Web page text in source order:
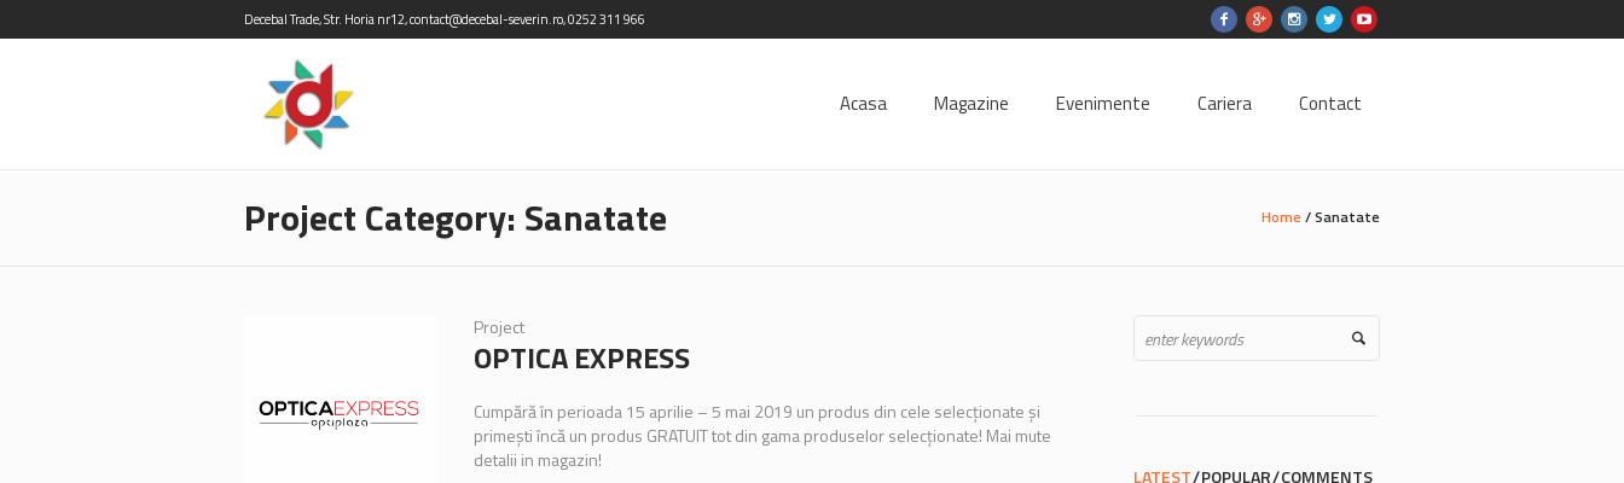
Decebal Trade, Str. Horia nr12, contact@decebal-severin.ro, 0252 311 966
Acasa Magazine Evenimente Cariera Contact
Project Category: Sanatate Home /Sanatate
Project
OPTICA EXPRESS
Cumpără în perioada 15 aprilie – 5 mai 2019 un produs din cele selecționate şi
primeşti încă un produs GRATUIT tot din gama produselor selecţionate! Mai mute
detalii in magazin!
LATEST POPULAR COMMENTS